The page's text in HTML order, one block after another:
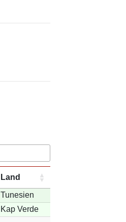
Land
Tunesien
Kap Verde